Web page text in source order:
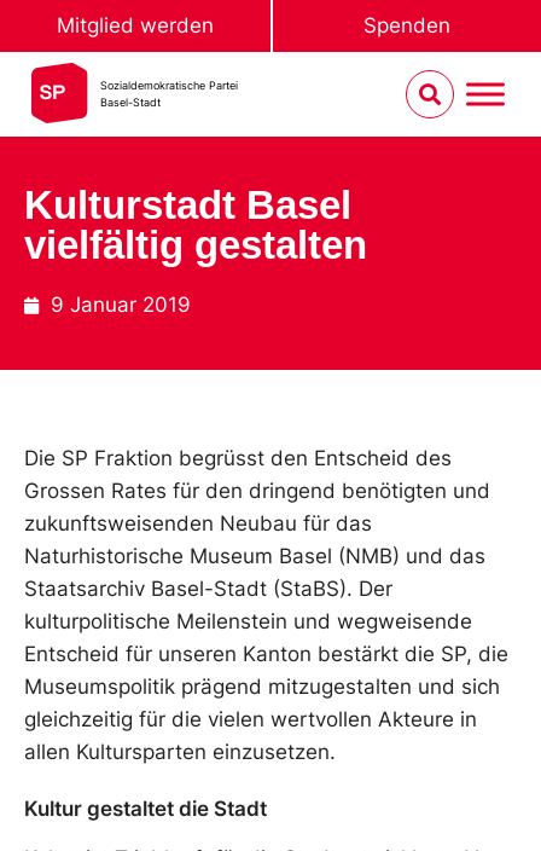
Mitglied werden Spenden
Sozialdemokratische Partei
Basel-Stadt
Kulturstadt Basel
vielfältig gestalten
9 Januar 2019
Die SP Fraktion begrüsst den Entscheid des
Grossen Rates für den dringend benötigten und
zukunftsweisenden Neubau für das
Naturhistorische Museum Basel (NMB) und das
Staatsarchiv Basel-Stadt (StaBS). Der
kulturpolitische Meilenstein und wegweisende
Entscheid für unseren Kanton bestärkt die SP, die
Museumspolitik prägend mitzugestalten und sich
gleichzeitig für die vielen wertvollen Akteure in
allen Kultursparten einzusetzen.
Kultur gestaltet die Stadt